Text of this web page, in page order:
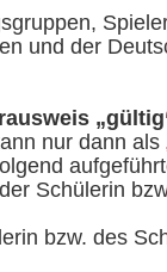
und der
nur dann
Schülerin
bzw. des